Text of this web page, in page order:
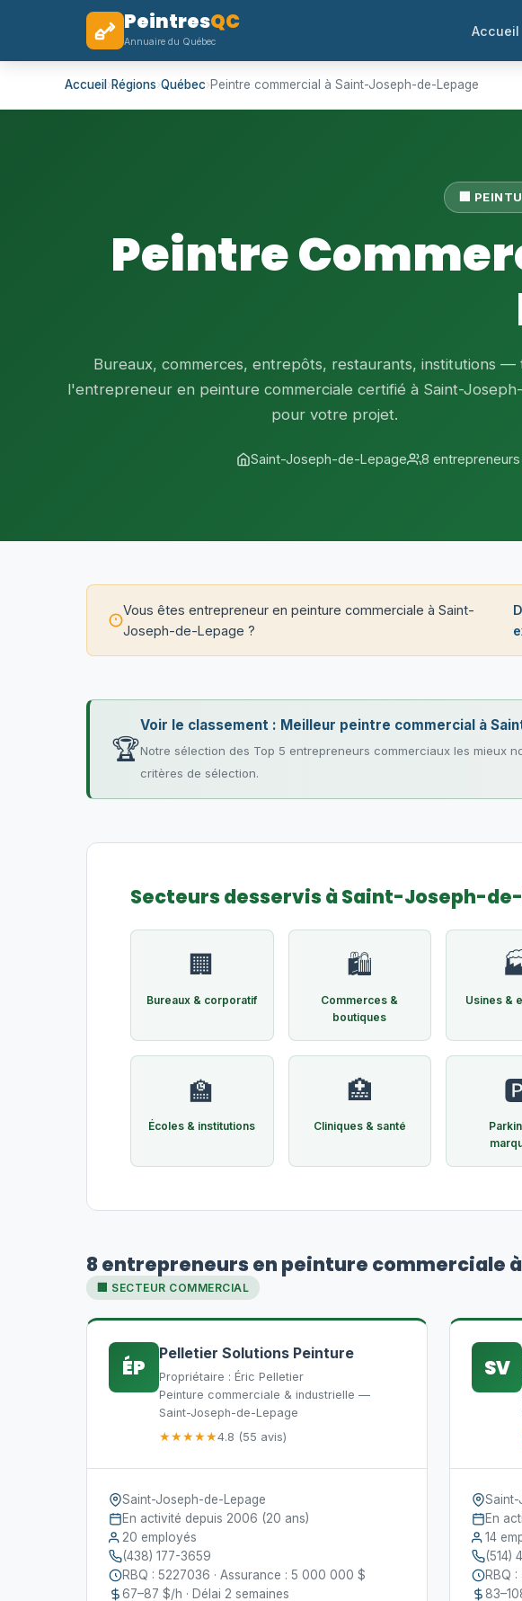
PeintresQC
Annuaire du Québec
Accueil
Accueil ›Régions›Québec›Peintre commercial à Saint-Joseph-de-Lepage
🏢
Peintre
Bureaux, commerces, entrepôts, restaurants, institutions —
l'entrepreneur en peinture commerciale certifié à Saint-
pour votre projet.
Saint-Joseph-de-Lepage 8
Vous êtes entrepreneur en peinture commerciale à Saint-
Joseph-de-Lepage ?
🏆
Voir le classement : Meilleur peintre commercial à
Notre sélection des Top 5 entrepreneurs commerciaux les mieux
critères de sélection.
Secteurs desservis à Saint-Joseph-
🏢
Bureaux & corporatif
🛍️
Commerces &
boutiques
Usines &
🏫
Écoles & institutions
🏥
Cliniques & santé
8 entrepreneurs en peinture commerciale
🏢 SECTEUR COMMERCIAL
ÉP
Pelletier Solutions Peinture
Propriétaire : Éric Pelletier
Peinture commerciale & industrielle —
Saint-Joseph-de-Lepage
★★★★★4.8 (55 avis)
Saint-Joseph-de-Lepage
En activité depuis 2006 (20 ans)
20 employés
(438) 177-3659
RBQ : 5227036 · Assurance : 5 000 000 $
67–87 $/h · Délai 2 semaines
SV
En
14
(514)
RBQ